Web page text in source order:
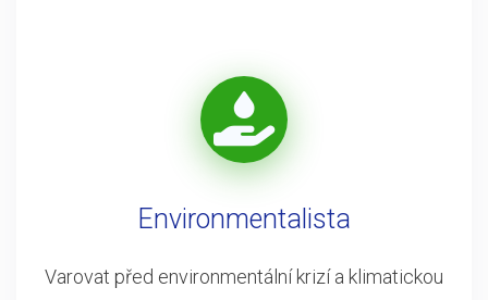
Environmentalista
Varovat před environmentální krizí a klimatickou